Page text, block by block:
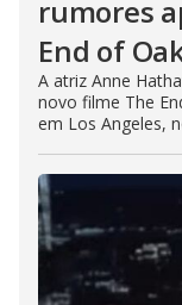
rumores
End of
A atriz Anne
novo filme The
em Los Angeles,